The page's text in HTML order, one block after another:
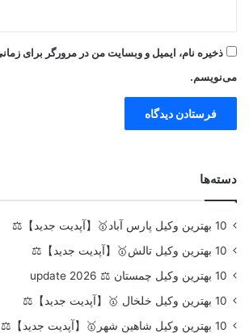
ذخیره نام، ایمیل و وبسایت من در مرورگر برای
می‌نویسم.
دسته‌ها
10 بهترین وکیل پارس آباد🥇【آپدیت جدید】⚖️
10 بهترین وکیل تالش🥇【آپدیت جدید】⚖️
10 بهترین وکیل چمستان ⚖️ update 2026
10 بهترین وکیل خلخال 🥇【آپدیت جدید】⚖️
10 بهترین وکیل شاهین شهر🥇【آپدیت جدید】⚖️